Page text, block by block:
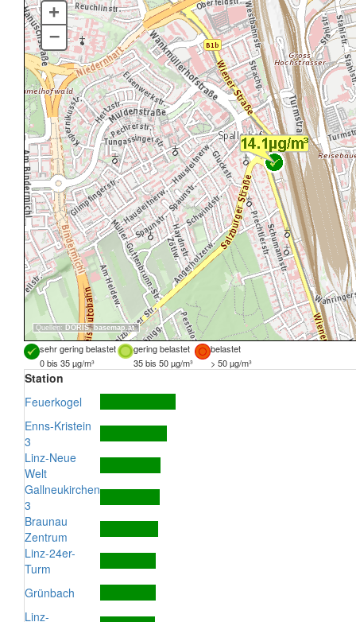
Quellen: DORIS, basemap.at
+
–
sehr gering belastet gering belastet
belastet
0 bis 35 µg/m³
35 bis 50 µg/m³ > 50 µg/m³
Station
Feuerkogel
Enns-Kristein
3
Linz-Neue
Welt
Gallneukirchen
3
Braunau
Zentrum
Linz-24er-
Turm
Grünbach
Linz-